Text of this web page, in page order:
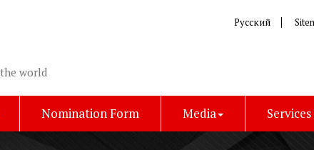
world
Русский
Nomination Form Media